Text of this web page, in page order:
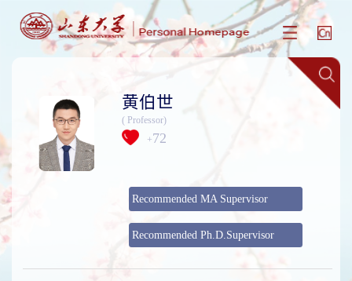
黄伯世
( Professor)
+72
Recommended MA Supervisor
Recommended Ph.D.Supervisor